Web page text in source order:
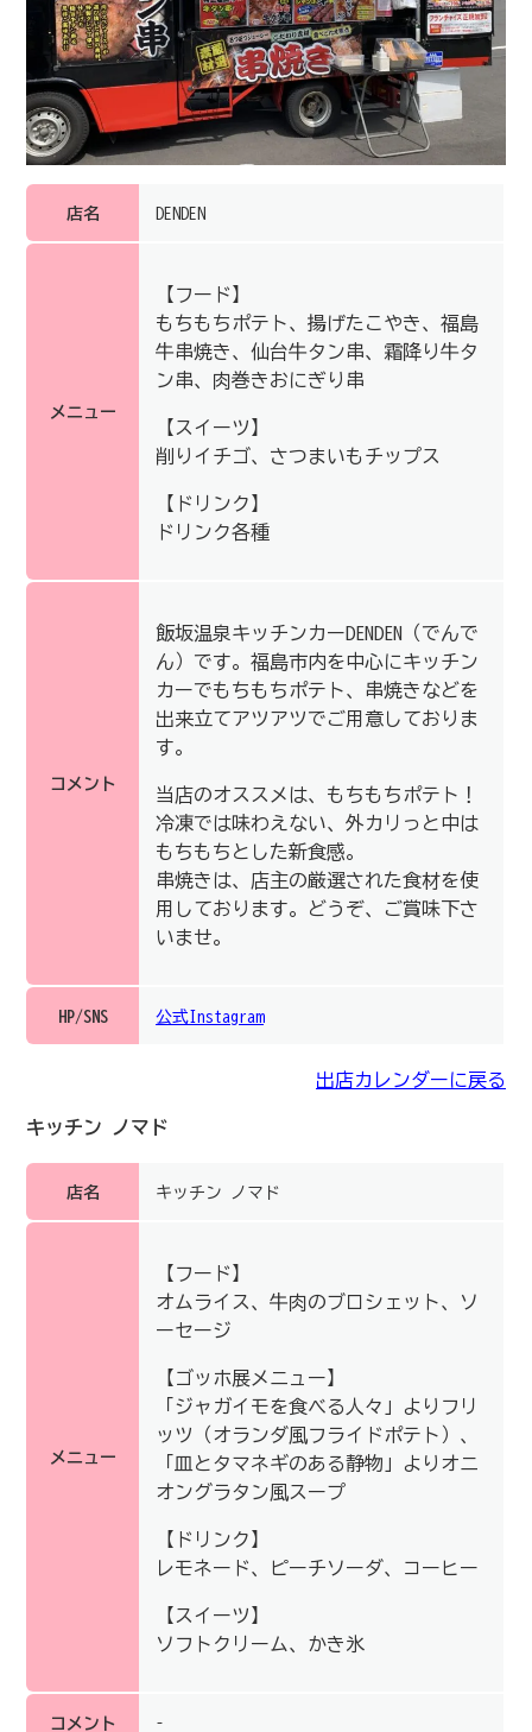
店名 DENDEN
メニュー
【フード】
もちもちポテト、揚げたこやき、福島
牛串焼き、仙台牛タン串、霜降り牛タ
ン串、肉巻きおにぎり串
【スイーツ】
削りイチゴ、さつまいもチップス
【ドリンク】
ドリンク各種
コメント
飯坂温泉キッチンカーDENDEN（でんで
ん）です。福島市内を中心にキッチン
カーでもちもちポテト、串焼きなどを
出来立てアツアツでご用意しておりま
す。
当店のオススメは、もちもちポテト！
冷凍では味わえない、外カリっと中は
もちもちとした新食感。
串焼きは、店主の厳選された食材を使
用しております。どうぞ、ご賞味下さ
いませ。
HP/SNS 公式Instagram
出店カレンダーに戻る
キッチン ノマド
店名 キッチン ノマド
メニュー
【フード】
オムライス、牛肉のブロシェット、ソ
ーセージ
【ゴッホ展メニュー】
「ジャガイモを食べる人々」よりフリ
ッツ（オランダ風フライドポテト）、
「皿とタマネギのある静物」よりオニ
オングラタン風スープ
【ドリンク】
レモネード、ピーチソーダ、コーヒー
【スイーツ】
ソフトクリーム、かき氷
コメント –